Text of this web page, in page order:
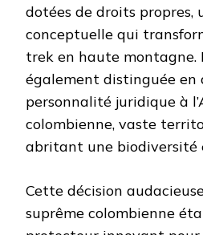
dotées de droits propres,
conceptuelle qui
trek en haute montagne.
également distinguée
personnalité juridique à
colombienne, vaste
abritant une biodiversité
Cette décision
suprême colombienne